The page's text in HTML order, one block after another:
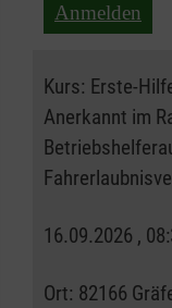
Anmelden
Kurs: Erste-
Anerkannt im
16.09.2026 ,
Ort: 82166